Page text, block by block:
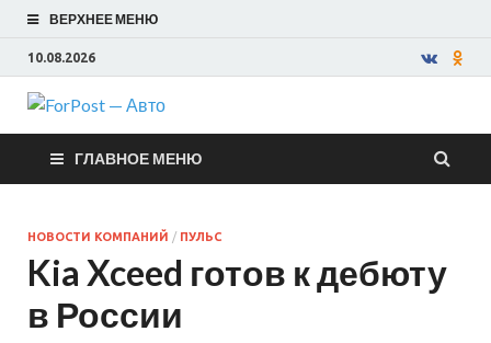
ВЕРХНЕЕ МЕНЮ
10.08.2026
ForPost —
Авто
ГЛАВНОЕ МЕНЮ
НОВОСТИ КОМПАНИЙ / ПУЛЬС
Kia Xceed готов к дебюту
в России